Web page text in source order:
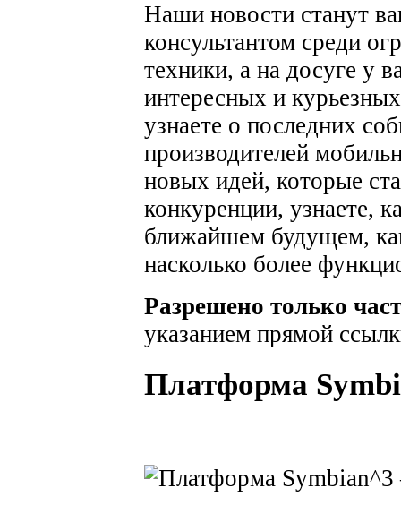
Наши новости станут
консультантом среди
техники, а на досуге у
интересных и
узнаете о последних
производителей
новых идей, которые
конкуренции, узнаете,
ближайшем будущем,
насколько более
Разрешено только
указанием прямой
Платформа